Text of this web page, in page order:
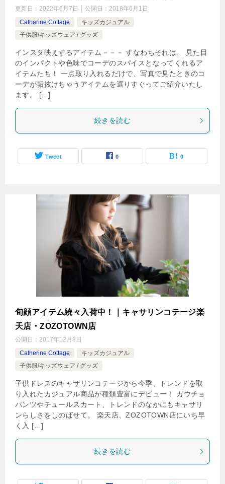
更新日： 2022年6月7日 公開日： 2018年6月1日
Catherine Cottage
キッズカジュアル
子供服/キッズウェア / グッズ
インスタ映えするアイテム－－－ すなわちそれは、 見た目
のインパクトや色味でコーデのスパイスとなってくれるア
イテムたち！ 一点取り入れるだけで、写真で見たときのコ
ーデが垢抜けちゃうアイテムを選りすぐってご紹介いたし
ます。 […]
続きを読む
Tweet 0 0
旬顔アイテム続々入荷中！｜キャサリンコテージ楽
天店・ZOZOTOWN店
公開日： 2017年12月8日
Catherine Cottage
キッズカジュアル
子供服/キッズウェア / グッズ
子供ドレスのキャサリンコテージから今季、トレンドを取
り入れたカジュアル商品が種類豊富にデビュー！ ガウチョ
パンツやチュールスカート、トレンドのなかにもキャサリ
ンらしさをしのばせて。 楽天店、ZOZOTOWN店にいち早
く入 […]
続きを読む